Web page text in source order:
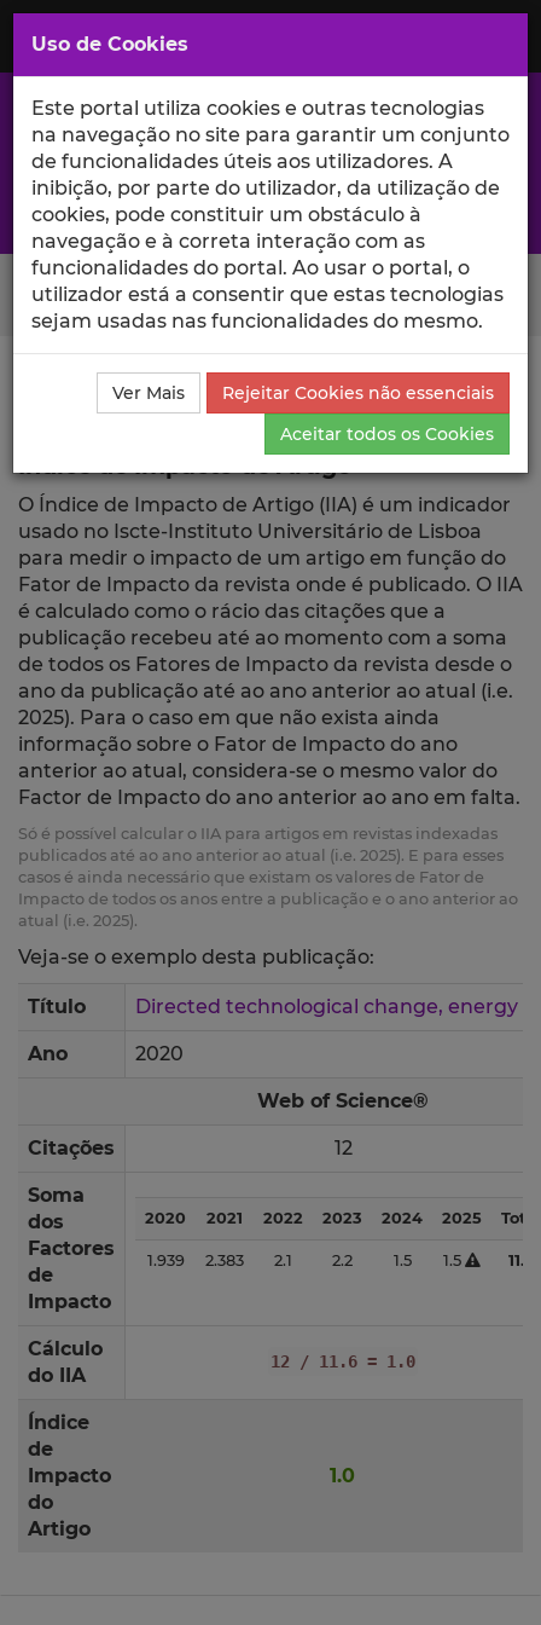
Saltar
para
Conteúdo
Principal
A excelência da investigação e ciência no Iscte
Search Button
Ciência_Iscte Publicações
Índice de Impacto de
O Índice de Impacto de Artigo (IIA) é um indicador
usado no Iscte-Instituto Universitário de Lisboa
para medir o impacto de um artigo em função do
Fator de Impacto da revista onde é publicado. O IIA
é calculado como o rácio das citações que a
publicação recebeu até ao momento com a soma
de todos os Fatores de Impacto da revista desde o
ano da publicação até ao ano anterior ao atual (i.e.
2025). Para o caso em que não exista ainda
informação sobre o Fator de Impacto do ano
anterior ao atual, considera-se o mesmo valor do
Factor de Impacto do ano anterior ao ano em falta.
Só é possível calcular o IIA para artigos em revistas indexadas
publicados até ao ano anterior ao atual (i.e. 2025). E para esses
casos é ainda necessário que existam os valores de Fator de
Impacto de todos os anos entre a publicação e o ano anterior ao
atual (i.e. 2025).
Veja-se o exemplo desta publicação:
Título Directed technological change, energy
Ano 2020
Web of Science®
Citações 12
Soma
dos
Factores
de
Impacto
2020 2021 2022 2023 2024 2025 Total
1.939 2.383 2.1 2.2 1.5 1.5 11.6
Cálculo
do IIA
12 / 11.6 = 1.0
Índice
de
Impacto
do
Artigo
1.0
Uso de Cookies
Este portal utiliza cookies e outras tecnologias
na navegação no site para garantir um conjunto
de funcionalidades úteis aos utilizadores. A
inibição, por parte do utilizador, da utilização de
cookies, pode constituir um obstáculo à
navegação e à correta interação com as
funcionalidades do portal. Ao usar o portal, o
utilizador está a consentir que estas tecnologias
sejam usadas nas funcionalidades do mesmo.
Ver Mais
Rejeitar Cookies não essenciais
Aceitar todos os Cookies